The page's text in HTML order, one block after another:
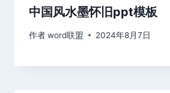
中国风水墨怀旧ppt模板
作者word联盟 2024年8月7日